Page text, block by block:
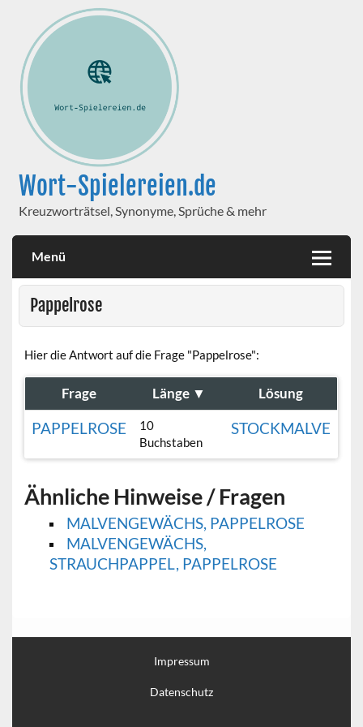
Wort-Spielereien.de
Kreuzworträtsel, Synonyme, Sprüche & mehr
Menü
Pappelrose
Hier die Antwort auf die Frage "Pappelrose":
Frage Länge ▼ Lösung
PAPPELROSE
10
Buchstaben
STOCKMALVE
Ähnliche Hinweise / Fragen
MALVENGEWÄCHS, PAPPELROSE
MALVENGEWÄCHS,
STRAUCHPAPPEL, PAPPELROSE
Impressum
Datenschutz